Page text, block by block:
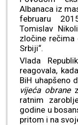
Albanaca iz
februaru
Tomislav
zločine
Srbiji“.
Vlada
reagovala,
BiH uhapšeno
vijeća obrane
ratnim
godine u
pritom i na